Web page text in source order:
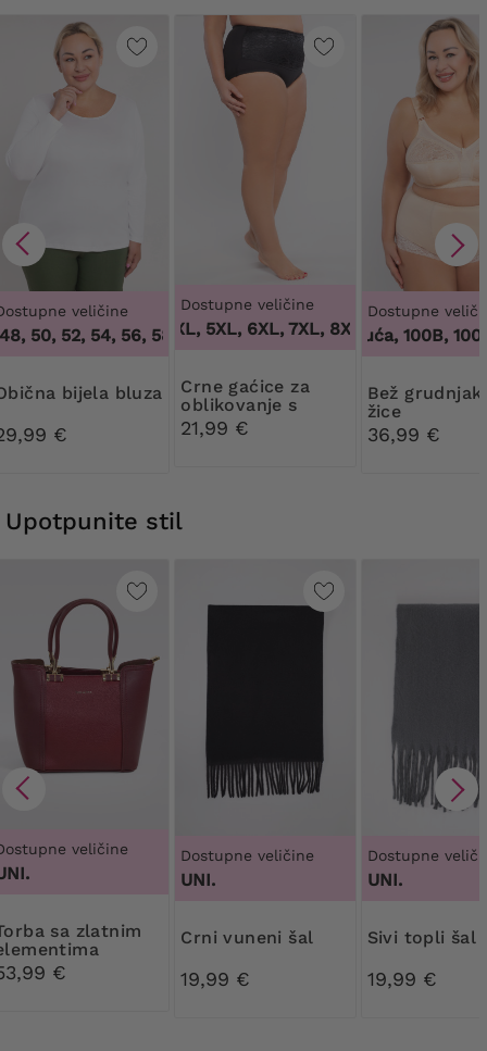
veličine
50, 52, 54, 56, 58, 60, 62, 64,44, 46, 48, 50, 52, 54, 56,
Obična bijela bluza
€
Dostupne veličine
3XL, 4XL, 5XL, 6XL, 7XL, 8XL, 9XL ,3XL,
Crne gaćice za
oblikovanje s
cvjetnom čipkom
21,99 €
Dostupne
100 tisuća, 100B, 100C,
Bež grudnjak bez
žice
36,99 €
Upotpunite stil
veličine
€
Dostupne veličine
UNI.
Crni vuneni šal
19,99 €
Dostupne
UNI.
Sivi topli šal
19,99 €